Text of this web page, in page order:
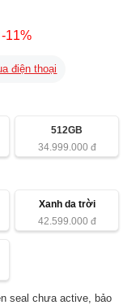
-11%
điện thoại
512GB
34.999.000đ
Xanh da trời
42.599.000đ
seal chưa active, bảo